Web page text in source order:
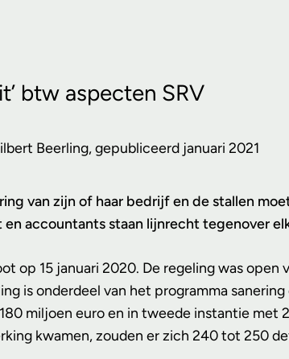
btw aspecten SRV
Beerling, gepubliceerd januari 2021
van zijn of haar bedrijf en de stallen
accountants staan lijnrecht tegenover
op 15 januari 2020. De regeling was
is onderdeel van het programma
miljoen euro en in tweede instantie
kwamen, zouden er zich 240 tot 250